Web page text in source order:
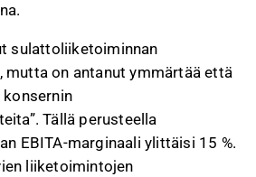
sulattoliiketoiminnan
mutta on antanut ymmärtää että
konsernin
Tällä perusteella
EBITA-marginaali ylittäisi 15 %.
liiketoimintojen